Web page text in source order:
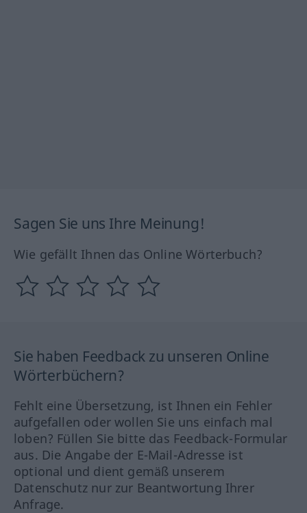
Sagen Sie uns Ihre Meinung!
Wie gefällt Ihnen das Online Wörterbuch?
Sie haben Feedback zu unseren Online
Wörterbüchern?
Fehlt eine Übersetzung, ist Ihnen ein Fehler
aufgefallen oder wollen Sie uns einfach mal
loben? Füllen Sie bitte das Feedback-Formular
aus. Die Angabe der E-Mail-Adresse ist
optional und dient gemäß unserem
Datenschutz nur zur Beantwortung Ihrer
Anfrage.